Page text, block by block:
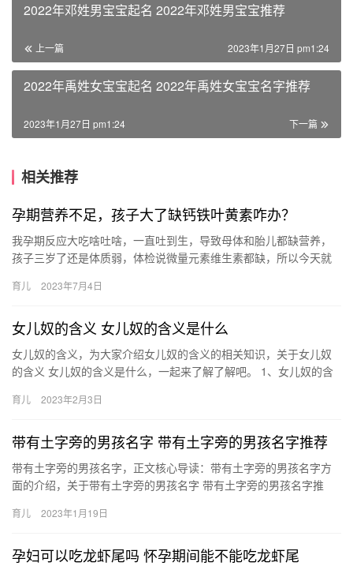
2022年邓姓男宝宝起名 2022年邓姓男宝宝推荐
上一篇 2023年1月27日 pm1:24
2022年禹姓女宝宝起名 2022年禹姓女宝宝名字推荐
下一篇
2023年1月27日 pm1:24
相关推荐
孕期营养不足，孩子大了缺钙铁叶黄素咋办？
我孕期反应大吃啥吐啥，一直吐到生，导致母体和胎儿都缺营养，
孩子三岁了还是体质弱，体检说微量元素维生素都缺，所以今天就
直吐…
育儿 2023年7月4日
女儿奴的含义 女儿奴的含义是什么
女儿奴的含义，为大家介绍女儿奴的含义的相关知识，关于女儿奴
的含义 女儿奴的含义是什么，一起来了解了解吧。 1、女儿奴的含
含…
育儿 2023年2月3日
带有土字旁的男孩名字 带有土字旁的男孩名字推荐
带有土字旁的男孩名字，正文核心导读：带有土字旁的男孩名字方
面的介绍，关于带有土字旁的男孩名字 带有土字旁的男孩名字推
…
育儿 2023年1月19日
孕妇可以吃龙虾尾吗 怀孕期间能不能吃龙虾尾